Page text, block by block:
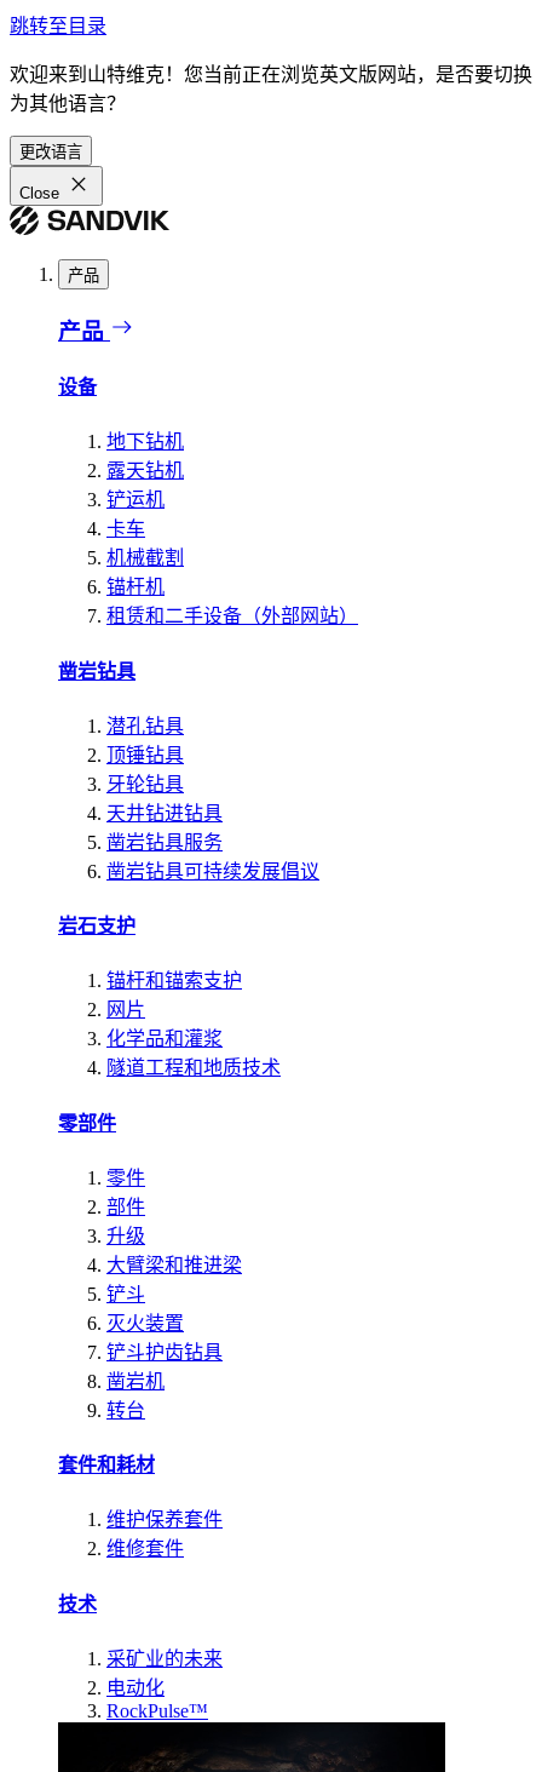
跳转至目录
欢迎来到山特维克！您当前正在浏览英文版网站，是否要切换
为其他语言？
更改语言
Close
产品
产品
设备
地下钻机
露天钻机
铲运机
卡车
机械截割
锚杆机
租赁和二手设备（外部网站）
凿岩钻具
潜孔钻具
顶锤钻具
牙轮钻具
天井钻进钻具
凿岩钻具服务
凿岩钻具可持续发展倡议
岩石支护
锚杆和锚索支护
网片
化学品和灌浆
隧道工程和地质技术
零部件
零件
部件
升级
大臂梁和推进梁
铲斗
灭火装置
铲斗护齿钻具
凿岩机
转台
套件和耗材
维护保养套件
维修套件
技术
采矿业的未来
电动化
RockPulse™